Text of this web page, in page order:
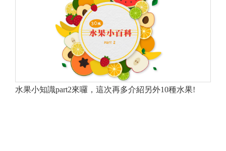
水果小知識part2來囉，這次再多介紹另外10種水果!